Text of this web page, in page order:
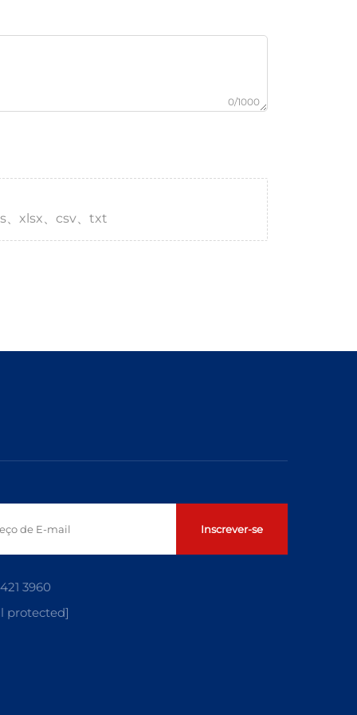
0/1000
xlsx、csv、txt
Inscrever-se
3960
protected]